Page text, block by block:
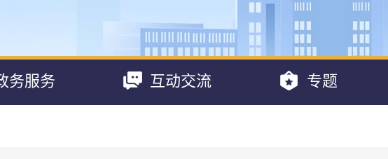
务服务 互动交流 专题